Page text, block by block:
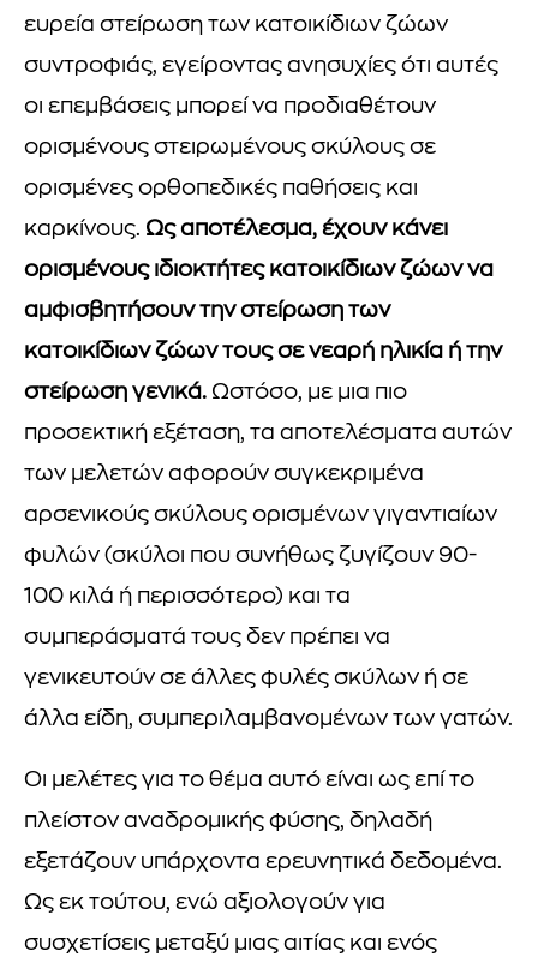
ευρεία στείρωση των κατοικίδιων ζώων
συντροφιάς, εγείροντας ανησυχίες ότι αυτές
οι επεμβάσεις μπορεί να προδιαθέτουν
ορισμένους στειρωμένους σκύλους σε
ορισμένες ορθοπεδικές παθήσεις και
καρκίνους. Ως αποτέλεσμα, έχουν κάνει
ορισμένους ιδιοκτήτες κατοικίδιων ζώων να
αμφισβητήσουν την στείρωση των
κατοικίδιων ζώων τους σε νεαρή ηλικία ή την
στείρωση γενικά. Ωστόσο, με μια πιο
προσεκτική εξέταση, τα αποτελέσματα αυτών
των μελετών αφορούν συγκεκριμένα
αρσενικούς σκύλους ορισμένων γιγαντιαίων
φυλών (σκύλοι που συνήθως ζυγίζουν 90-
100 κιλά ή περισσότερο) και τα
συμπεράσματά τους δεν πρέπει να
γενικευτούν σε άλλες φυλές σκύλων ή σε
άλλα είδη, συμπεριλαμβανομένων των γατών.
Οι μελέτες για το θέμα αυτό είναι ως επί το
πλείστον αναδρομικής φύσης, δηλαδή
εξετάζουν υπάρχοντα ερευνητικά δεδομένα.
Ως εκ τούτου, ενώ αξιολογούν για
συσχετίσεις μεταξύ μιας αιτίας και ενός